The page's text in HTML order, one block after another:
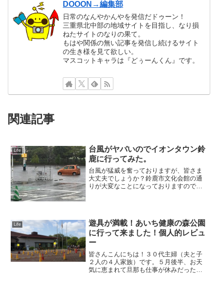
DOOON→編集部
日常のなんやかんやを発信だドゥーン！
三重県北中部の地域サイトを目指し、なり損
ねたサイトのなりの果て。
もはや関係の無い記事を発信し続けるサイト
の生き様を見て欲しい。
マスコットキャラは『どぅーんくん』です。
関連記事
Life
台風がヤバいのでイオンタウン鈴
鹿に行ってみた。
台風が猛威を奮っておりますが、皆さま
大丈夫でしょうか？鈴鹿市文化会館の通
りが大変なことになっておりますので、
こっちゃになっているので...
Life
遊具が満載！あいち健康の森公園
に行って来ました！個人的レビュ
ー
皆さんこんにちは！３０代主婦（夫と子
２人の４人家族）です。５月後半、お天
気に恵まれて旦那も仕事が休みだったの